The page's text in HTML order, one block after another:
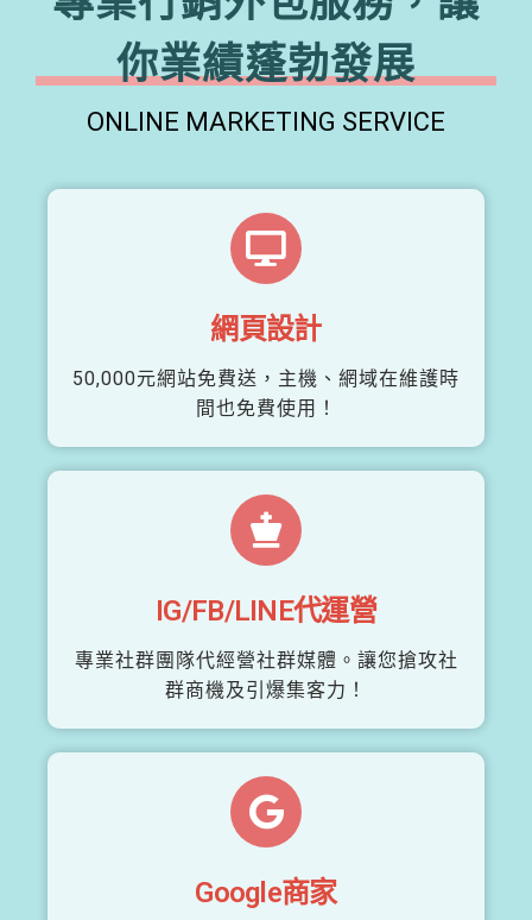
你業績蓬勃發展
ONLINE MARKETING SERVICE
網頁設計
50,000元網站免費送，主機、網域在維護時
間也免費使用！
IG/FB/LINE代運營
專業社群團隊代經營社群媒體。讓您搶攻社
群商機及引爆集客力！
Google商家